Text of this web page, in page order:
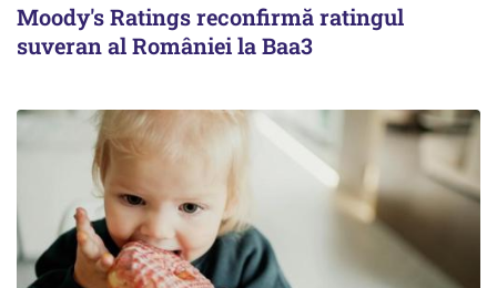
Moody's Ratings reconfirmă ratingul
suveran al României la Baa3